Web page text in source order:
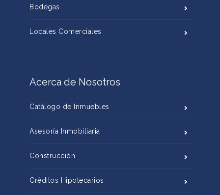
Bodegas
Locales Comerciales
Acerca de Nosotros
Catálogo de Inmuebles
Asesoría Inmobiliaria
Construcción
Créditos Hipotecarios